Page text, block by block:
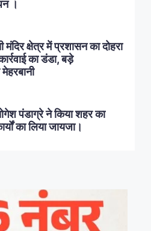
।
क्षेत्र में प्रशासन का दोहरा
का डंडा, बड़े
पंडाग्रे ने किया शहर का
का लिया जायजा।